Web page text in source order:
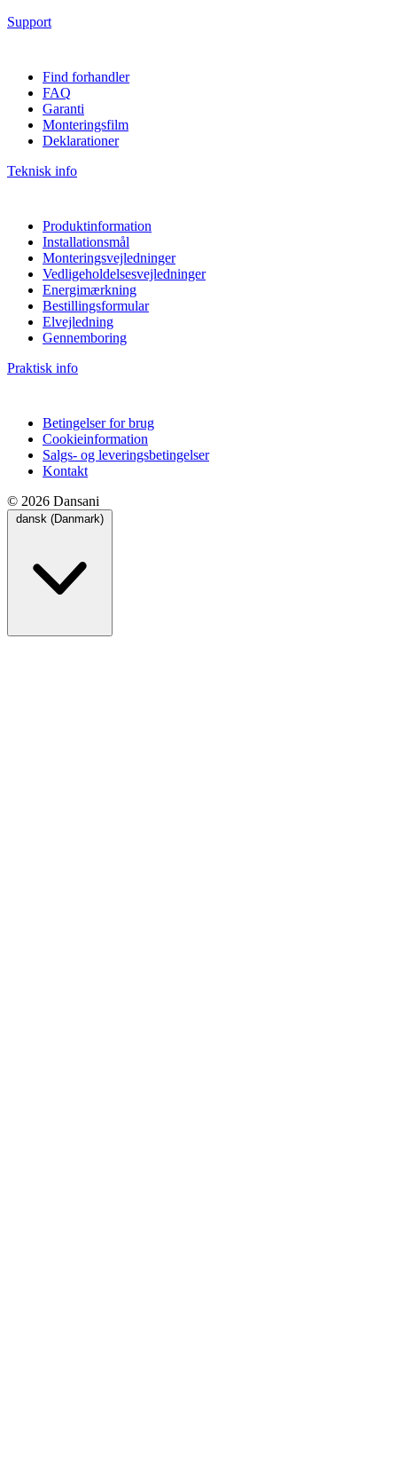
Support
Find forhandler
FAQ
Garanti
Monteringsfilm
Deklarationer
Teknisk info
Produktinformation
Installationsmål
Monteringsvejledninger
Vedligeholdelsesvejledninger
Energimærkning
Bestillingsformular
Elvejledning
Gennemboring
Praktisk info
Betingelser for brug
Cookieinformation
Salgs- og leveringsbetingelser
Kontakt
© 2026 Dansani
dansk (Danmark)